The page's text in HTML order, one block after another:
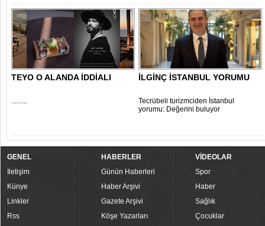
TEYO O ALANDA İDDİALI
.........
İLGİNÇ İSTANBUL YORUMU
Tecrübeli turizmciden İstanbul
yorumu: Değerini buluyor
GENEL
İletişim
Künye
Linkler
Rss
HABERLER
Günün Haberleri
Haber Arşivi
Gazete Arşivi
Köşe Yazarları
VİDEOLAR
Spor
Haber
Sağlık
Çocuklar